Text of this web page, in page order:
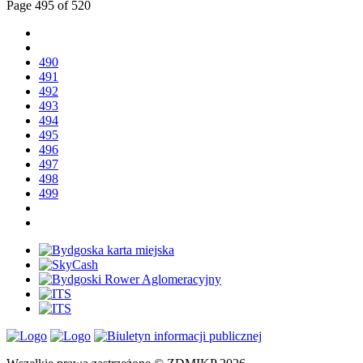
Page 495 of 520
490
491
492
493
494
495
496
497
498
499